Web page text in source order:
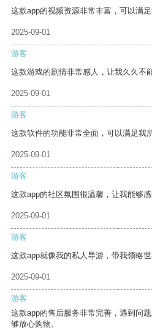
这款app的视频资源非常丰富，可以满足
2025-09-01
游客
这款游戏的剧情非常感人，让我久久不
2025-09-01
游客
这款软件的功能非常全面，可以满足我
2025-09-01
游客
这款app的社区氛围很温馨，让我能够感
2025-09-01
游客
这款app就像我的私人导游，带我领略世
2025-09-01
游客
这款app的售后服务非常完善，遇到问
够放心购物。